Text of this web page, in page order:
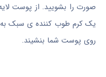
صورت را بشویید. از پوست
یک کرم طوب کننده ی سبک
روی پوست شما بنشیند.